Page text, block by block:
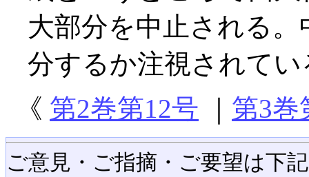
大部分を中止される
分するか注視されてい
《 第2巻第12号 第3巻
ご意見・ご指摘・ご要望は下